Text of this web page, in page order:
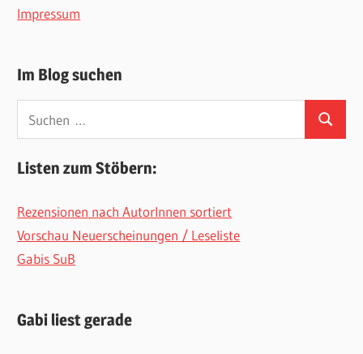
Impressum
Im Blog suchen
nach:
Suchen
Listen zum Stöbern:
Rezensionen nach AutorInnen sortiert
Vorschau Neuerscheinungen / Leseliste
Gabis SuB
Gabi liest gerade